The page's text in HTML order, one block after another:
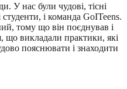
У нас були чудові, тісні
і команда GoITeens.
тому що він поєднував і
що викладали практики, які
пояснювати і знаходити